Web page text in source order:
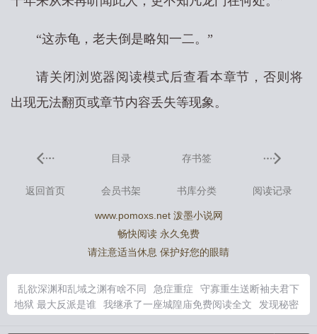
“这赤龟，老夫倒是略知一二。”
请关闭浏览器阅读模式后查看本章节，否则将
出现无法翻页或章节内容丢失等现象。
目录 存书签
返回首页 会员书架 书库分类 阅读记录
www.pomoxs.net 泼墨小说网
畅快阅读 永久免费
请注意适当休息 保护好您的眼睛
乱欲深渊和乱域之渊有啥不同 急症重症
守寡重生送断袖夫君下
地狱 最大反派是谁
我继承了一座城隍庙免费阅读全文
发现秘密